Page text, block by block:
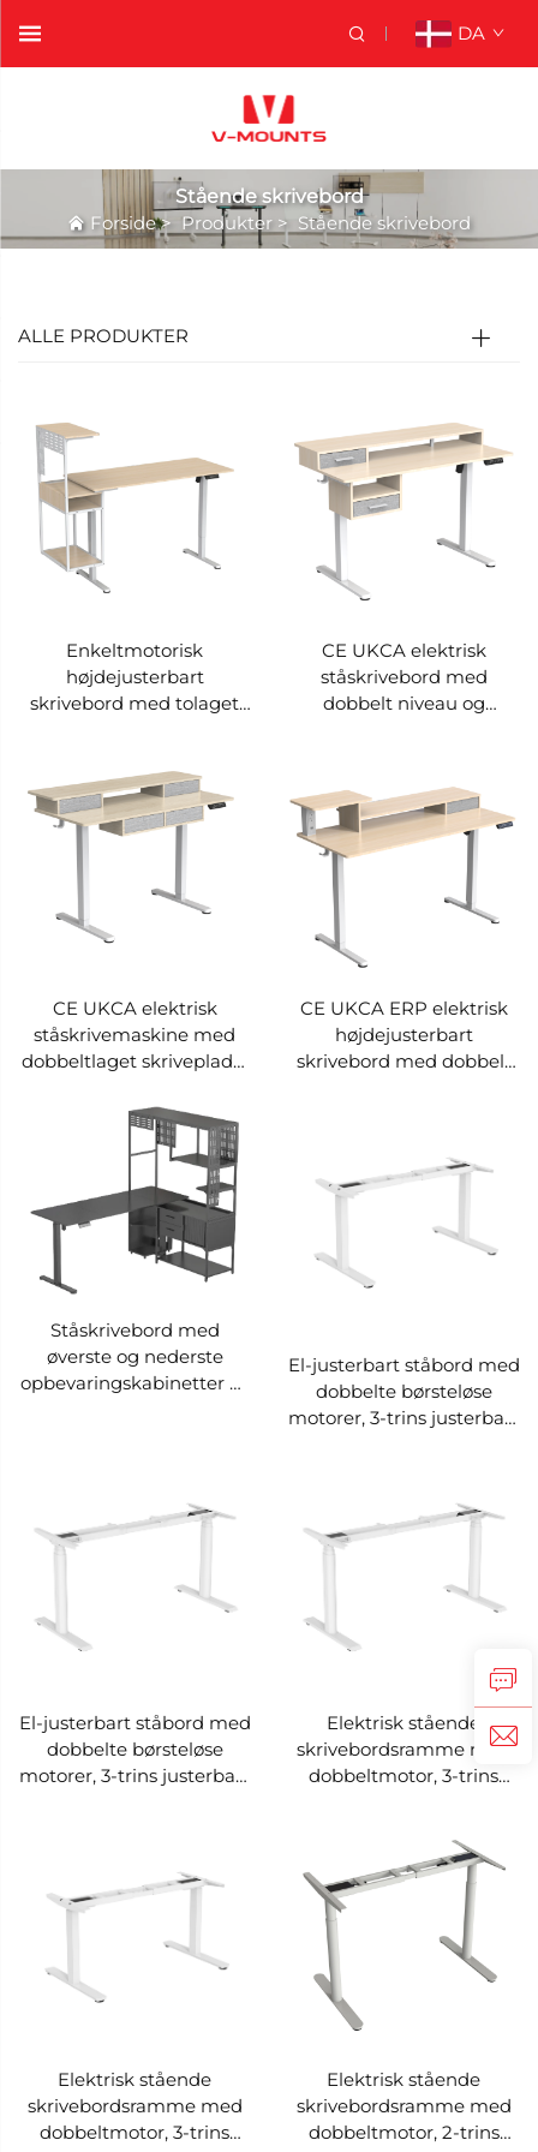
DA
Stående skrivebord
Forside> Produkter > Stående skrivebord
ALLE PRODUKTER
Enkeltmotorisk
højdejusterbart
skrivebord med tolaget
sideudvidelseszone og
åben modulær
opbevaringszone JSD5-
CE UKCA elektrisk
ståskrivebord med
dobbelt niveau og
intelligent anti-
kollisionssystem med
rebound-funktion, V-
MOUNTS JSD5-02-2P-X2
CE UKCA elektrisk
ståskrivemaskine med
dobbeltlaget skriveplade,
indbygget skuffe til
opbevaring, intelligent
anti-kollisionssystem med
afstødningsfunktion, V-
MOUNTS JSD5-02-2P-S3
CE UKCA ERP elektrisk
højdejusterbart
skrivebord med dobbelt
smart anti-
kollisionssystem, V-
Ståskrivebord med
øverste og nederste
opbevaringskabinetter V-
El-justerbart ståbord med
dobbelte børsteløse
motorer, 3-trins justerbart
El-justerbart ståbord med
dobbelte børsteløse
motorer, 3-trins justerbart
Elektrisk stående
skrivebordsramme med
dobbeltmotor, 3-trins
JSD2BM-04-3
Elektrisk stående
skrivebordsramme med
dobbeltmotor, 3-trins
Elektrisk stående
skrivebordsramme med
dobbeltmotor, 2-trins